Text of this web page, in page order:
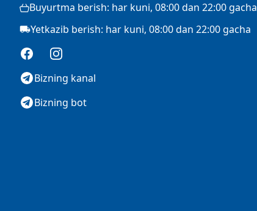
Buyurtma berish: har kuni, 08:00 dan 22:00 gacha
Yetkazib berish: har kuni, 08:00 dan 22:00 gacha
FacebookInstagram
Bizning kanal
Bizning bot